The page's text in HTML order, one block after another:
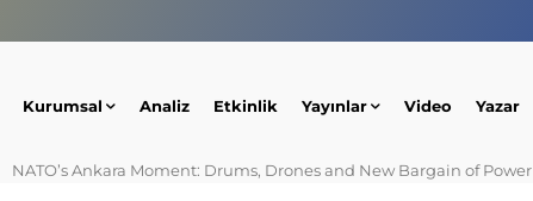
Kurumsal Analiz Etkinlik Yayınlar Video Yazar
NATO’s Ankara Moment: Drums, Drones and New Bargain of Power